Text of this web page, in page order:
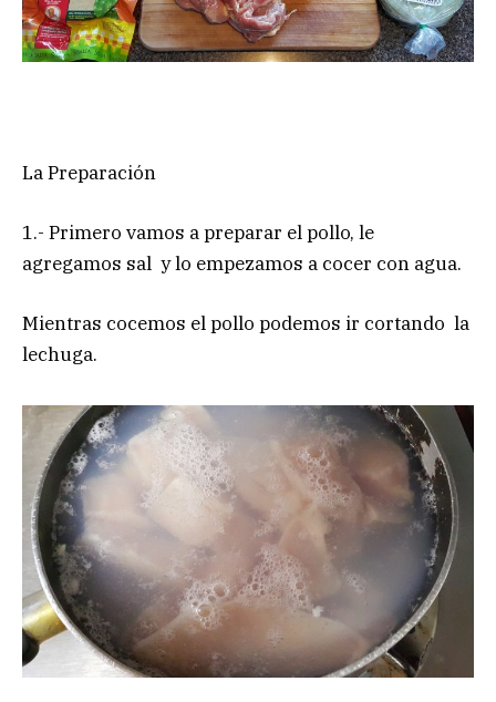
La Preparación
1.- Primero vamos a preparar el pollo, le
agregamos sal y lo empezamos a cocer con agua.
Mientras cocemos el pollo podemos ir cortando la
lechuga.